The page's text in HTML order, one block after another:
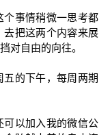
个事情稍微一思考都
去把这两个内容来展
对自由的向往。
的下午，每周两期
可以加入我的微信公